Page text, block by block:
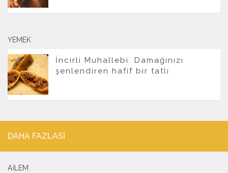
YEMEK
İncirli Muhallebi: Damağınızı
şenlendiren hafif bir tatlı
DAHA FAZLASI
AILEM